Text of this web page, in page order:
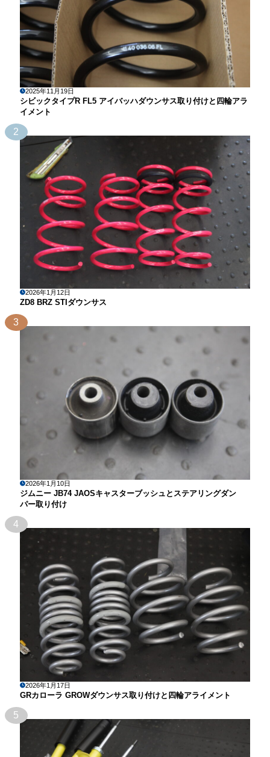
2025年11月19日
シビックタイプR FL5 アイバッハダウンサス取り付けと四輪アラ
イメント
2
2026年1月12日
ZD8 BRZ STIダウンサス
3
2026年1月10日
ジムニー JB74 JAOSキャスターブッシュとステアリングダン
パー取り付け
4
2026年1月17日
GRカローラ GROWダウンサス取り付けと四輪アライメント
5